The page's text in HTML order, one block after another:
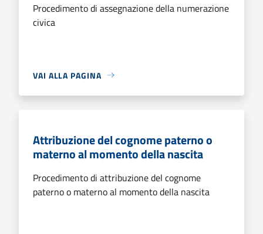
Procedimento di assegnazione della numerazione
civica
VAI ALLA PAGINA
Attribuzione del cognome paterno o
materno al momento della nascita
Procedimento di attribuzione del cognome
paterno o materno al momento della nascita